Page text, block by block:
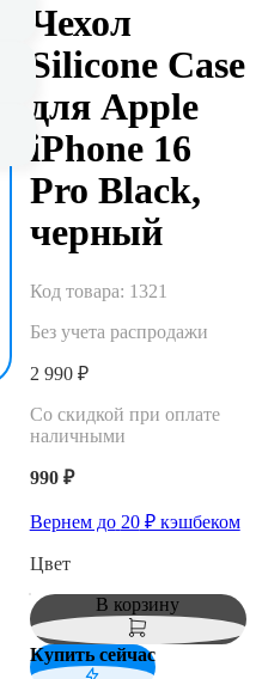
Чехол
Silicone Case
для Apple
iPhone 16
Pro Black,
черный
Код товара: 1321
Без учета распродажи
2 990 ₽
Со скидкой при оплате
наличными
990 ₽
Вернем до 20₽ кэшбеком
Цвет
В корзину
Купить сейчас